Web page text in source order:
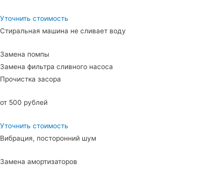
Уточнить стоимость
Стиральная машина не сливает воду
Замена помпы
Замена фильтра сливного насоса
Прочистка засора
от 500 рублей
Уточнить стоимость
Вибрация, посторонний шум
Замена амортизаторов